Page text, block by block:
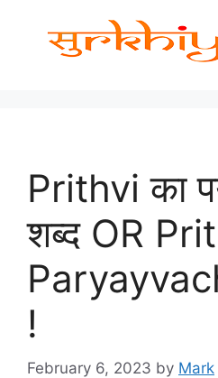
Prithvi का
शब्द OR
!
February 6, 2023 by Mark